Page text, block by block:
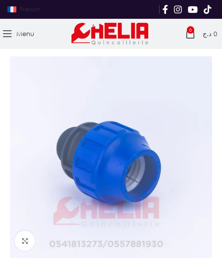
French
Menu 0 0 د.ج
Agrandir